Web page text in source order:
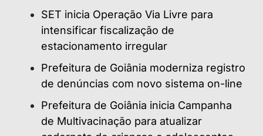
SET inicia Operação Via Livre para
intensificar fiscalização de
estacionamento irregular
Prefeitura de Goiânia moderniza registro
de denúncias com novo sistema on-line
Prefeitura de Goiânia inicia Campanha
de Multivacinação para atualizar